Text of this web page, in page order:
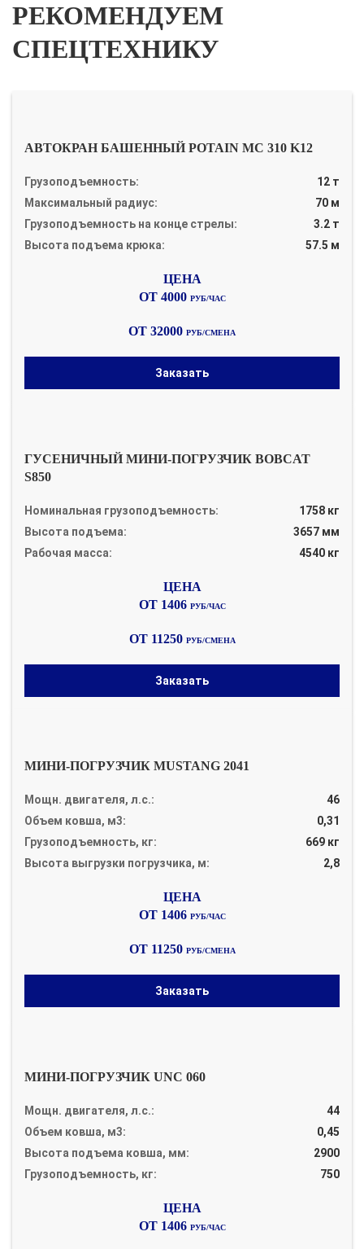
РЕКОМЕНДУЕМ
СПЕЦТЕХНИКУ
АВТОКРАН БАШЕННЫЙ POTAIN MC 310 K12
Грузоподъемность:
12 т
Максимальный радиус:
70 м
Грузоподъемность на конце стрелы:
3.2 т
Высота подъема крюка:
57.5 м
ОТ 4000 РУБ/ЧАС
ОТ 32000 РУБ/СМЕНА
Заказать
ГУСЕНИЧНЫЙ МИНИ-ПОГРУЗЧИК BOBCAT
S850
Номинальная грузоподъемность:
1758 кг
Высота подъема:
3657 мм
Рабочая масса:
4540 кг
ОТ 1406 РУБ/ЧАС
ОТ 11250 РУБ/СМЕНА
Заказать
МИНИ-ПОГРУЗЧИК MUSTANG 2041
Мощн. двигателя, л.с.:
46
Объем ковша, м3:
0,31
Грузоподъемность, кг:
669 кг
Высота выгрузки погрузчика, м:
2,8
ОТ 1406 РУБ/ЧАС
ОТ 11250 РУБ/СМЕНА
Заказать
МИНИ-ПОГРУЗЧИК UNC 060
Мощн. двигателя, л.с.:
44
Объем ковша, м3:
0,45
Высота подъема ковша, мм:
2900
Грузоподъемность, кг:
750
ОТ 1406 РУБ/ЧАС